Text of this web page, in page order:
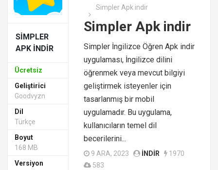
SIMPLER
APK INDIR
Ücretsiz
Geliştirici
Goodvyzn
Dil
Türkçe
Boyut
168 MB
Versiyon
Simpler Apk indir
Simpler Apk indir
Simpler İngilizce Öğren Apk indir
uygulaması, İngilizce dilini
öğrenmek veya mevcut bilgiyi
geliştirmek isteyenler için
tasarlanmış bir mobil
uygulamadır. Bu uygulama,
kullanıcıların temel dil
becerilerini...
9 ARA, 2023 INDIR
1970
583